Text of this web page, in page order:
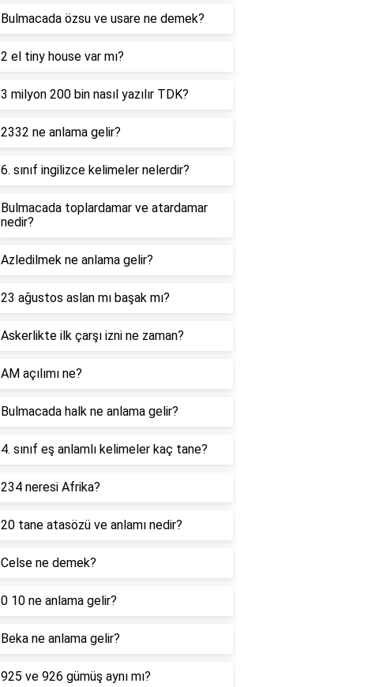
Bulmacada özsu ve usare ne demek?
2 el tiny house var mı?
3 milyon 200 bin nasıl yazılır TDK?
2332 ne anlama gelir?
6. sınıf ingilizce kelimeler nelerdir?
Bulmacada toplardamar ve atardamar
nedir?
Azledilmek ne anlama gelir?
23 ağustos aslan mı başak mı?
Askerlikte ilk çarşı izni ne zaman?
AM açılımı ne?
Bulmacada halk ne anlama gelir?
4. sınıf eş anlamlı kelimeler kaç tane?
234 neresi Afrika?
20 tane atasözü ve anlamı nedir?
Celse ne demek?
0 10 ne anlama gelir?
Beka ne anlama gelir?
925 ve 926 gümüş aynı mı?